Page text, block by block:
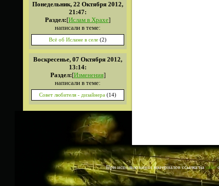
Понедельник, 22 Октября 2012,
21:47:
Раздел:[Ислам в Храхе]
написали в теме:
Всё об Исламе в селе (2)
Воскресенье, 07 Октября 2012,
13:14:
Раздел:[Изменения]
написали в теме:
Совет любителя - дизайнера (14)
При использовании материалов ссылка насайт